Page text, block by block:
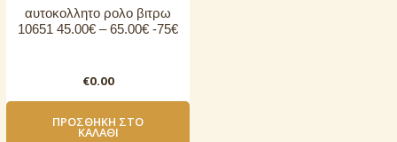
αυτοκoλλητο ρολo βιτρω
10651 45.00€ – 65.00€ -75€
€0.00
ΠΡΟΣΘΉΚΗ ΣΤΟ
ΚΑΛΆΘΙ